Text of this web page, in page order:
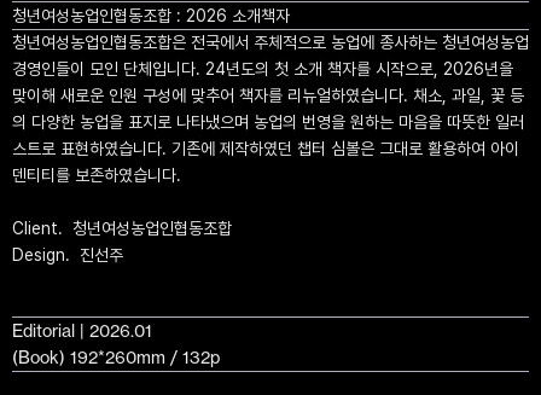
청년여성농업인협동조합 : 2026 소개책자
청년여성농업인협동조합은 전국에서 주체적으로 농업에 종사하는 청년여성농업
경영인들이 모인 단체입니다. 24년도의 첫 소개 책자를 시작으로, 2026년을
맞이해 새로운 인원 구성에 맞추어 책자를 리뉴얼하였습니다. 채소, 과일, 꽃 등
의 다양한 농업을 표지로 나타냈으며 농업의 번영을 원하는 마음을 따뜻한 일러
스트로 표현하였습니다. 기존에 제작하였던 챕터 심볼은 그대로 활용하여 아이
덴티티를 보존하였습니다.
Client. 청년여성농업인협동조합
Design. 진선주
Editorial | 2026.01
(Book) 192*260mm / 132p